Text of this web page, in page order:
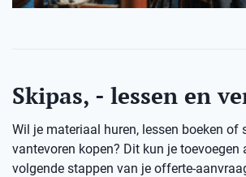
Skipas, - lessen en
Wil je materiaal huren, lessen boeken of
vantevoren kopen? Dit kun je toevoegen
volgende stappen van je offerte-